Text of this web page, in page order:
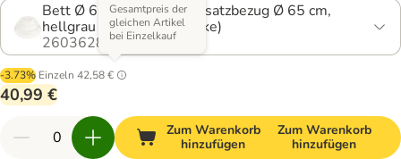
Bett Ø 65 x H 20 cm + Ersatzbezug Ø 65 cm,
hellgrau (mit Kuscheldecke)
2603628.2
-3.73% Einzeln 42,58 €
Gesamtpreis der
gleichen Artikel
bei Einzelkauf
40,99 €
Zum Warenkorb
hinzufügen
Zum Warenkorb
hinzufügen